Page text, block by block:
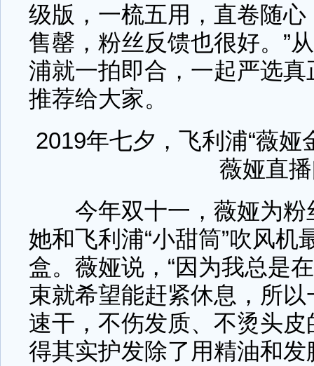
级版，一梳五用，直卷随
售罄，粉丝反馈也很好。”
浦就一拍即合，一起严选
推荐给大家。
2019年七夕，飞利浦“薇娅
薇娅直
今年双十一，薇娅为粉
她和飞利浦“小甜筒”吹风机
盒。薇娅说，“因为我总是
束就希望能赶紧休息，所
速干，不伤发质、不烫头
得其实护发除了用精油和